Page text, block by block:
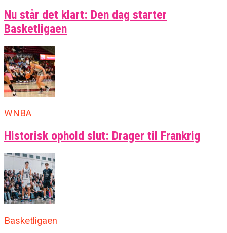
Nu står det klart: Den dag starter
Basketligaen
WNBA
Historisk ophold slut: Drager til Frankrig
Basketligaen